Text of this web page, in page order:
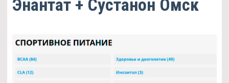
Энантат + Сустанон Омск